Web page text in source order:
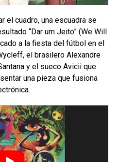
el cuadro, una escuadra se
“Dar um Jeito” (We Will
a la fiesta del fútbol en el
el brasilero Alexandre
y el sueco Avicii que
una pieza que fusiona